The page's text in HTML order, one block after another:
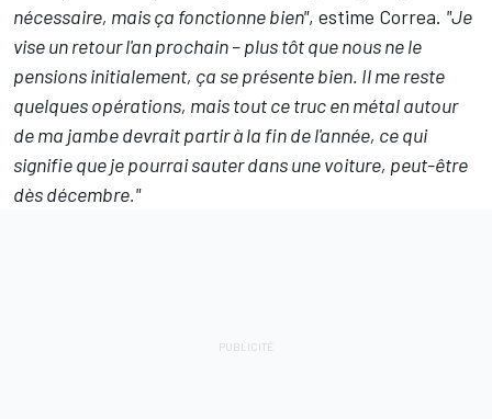
nécessaire, mais ça fonctionne bien", estime Correa. "Je
vise un retour l'an prochain – plus tôt que nous ne le
pensions initialement, ça se présente bien. Il me reste
quelques opérations, mais tout ce truc en métal autour
de ma jambe devrait partir à la fin de l'année, ce qui
signifie que je pourrai sauter dans une voiture, peut-être
dès décembre."